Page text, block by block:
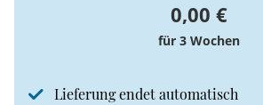
0,00 €
für 3 Wochen
Lieferung endet automatisch